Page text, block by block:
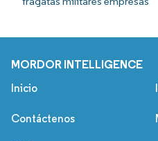
MORDOR INTELLIGENCE
Inicio
Contáctenos